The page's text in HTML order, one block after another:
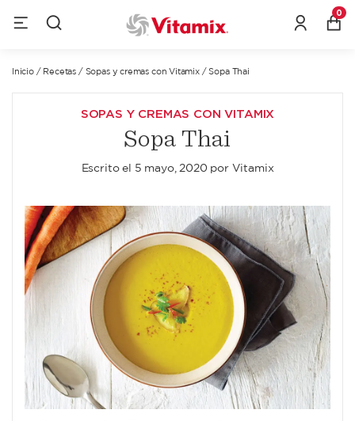
0
Inicio/ Recetas / Sopas y cremas con Vitamix/Sopa Thai
SOPAS Y CREMAS CON VITAMIX
Sopa Thai
Escrito el 5 mayo, 2020 por Vitamix